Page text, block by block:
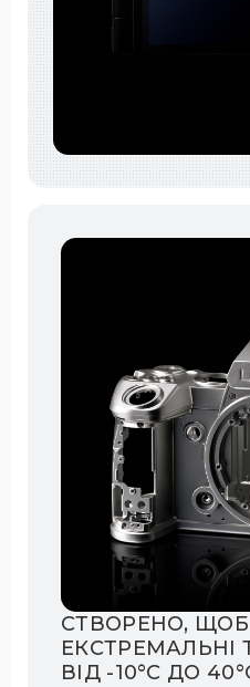
СТВОРЕНО,
ЕКСТРЕМАЛЬНІ
ВІД -10°C ДО